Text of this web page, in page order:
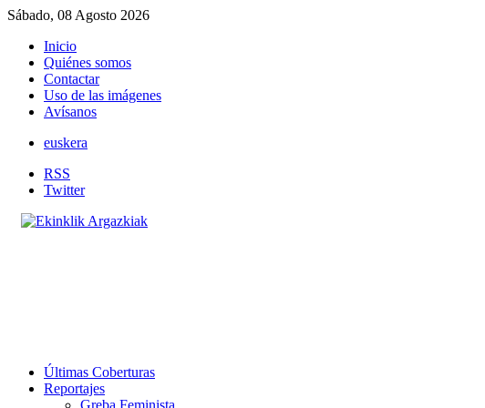
Sábado, 08 Agosto 2026
Inicio
Quiénes somos
Contactar
Uso de las imágenes
Avísanos
euskera
RSS
Twitter
Últimas Coberturas
Reportajes
Greba Feminista